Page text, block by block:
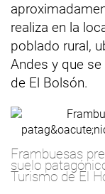
realiza en la
poblado rural,
Andes y que
de El Bolsón.
Frambuesas
suelo
Turismo de El